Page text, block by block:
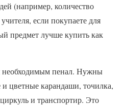
(например, количество
если покупаете для
предмет лучше купить как
необходимым пенал. Нужны
цветные карандаши, точилка,
и транспортир. Это